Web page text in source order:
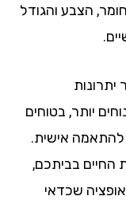
והגודל
בטוחים
אישית.
בביתכם,
שכדאי